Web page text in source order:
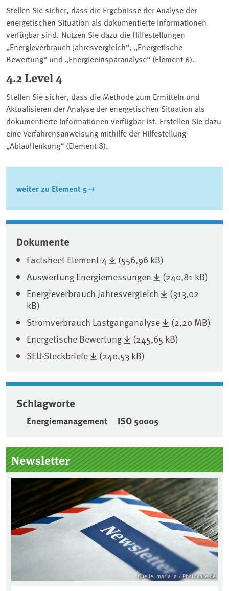
Stellen Sie sicher, dass die Ergebnisse der Analyse der
energetischen Situation als dokumentierte Informationen
verfügbar sind. Nutzen Sie dazu die Hilfestellungen
„Energieverbrauch Jahresvergleich“, „Energetische
Bewertung“ und „Energieeinsparanalyse“ (Element 6).
4.2 Level 4
Stellen Sie sicher, dass die Methode zum Ermitteln und
Aktualisieren der Analyse der energetischen Situation als
dokumentierte Informationen verfügbar ist. Erstellen Sie dazu
eine Verfahrensanweisung mithilfe der Hilfestellung
„Ablauflenkung“ (Element 8).
weiter zu Element 5
Associated content
Dokumente
Factsheet Element-4
(556,96 kB)
Auswertung Energiemessungen
(240,81 kB)
Energieverbrauch Jahresvergleich
(313,02
kB)
Stromverbrauch Lastganganalyse
(2,20 MB)
Energetische Bewertung
(245,65 kB)
SEU-Steckbriefe
(240,53 kB)
Schlagworte
Energiemanagement ISO 50005
Seitenleiste
Newsletter
Quelle: maria_a / Photocase.de